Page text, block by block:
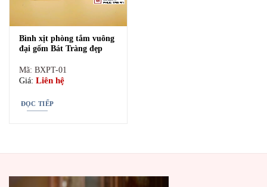
Bình xịt phòng tắm vuông
đại gốm Bát Tràng đẹp
Mã: BXPT-01
Giá:Liên hệ
ĐỌC TIẾP